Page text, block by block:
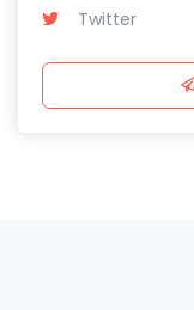
Twitter